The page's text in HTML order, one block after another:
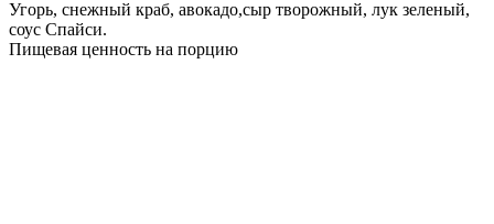
Угорь, снежный краб, авокадо,сыр творожный, лук зеленый,
соус Спайси.
Пищевая ценность на порцию